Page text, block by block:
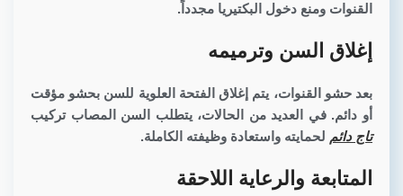
القنوات ومنع دخول البكتيريا مجدداً.
إغلاق السن وترميمه
بعد حشو القنوات، يتم إغلاق الفتحة العلوية للسن بحشو مؤقت
أو دائم. في العديد من الحالات، يتطلب السن المصاب تركيب
تاج دائم لحمايته واستعادة وظيفته الكاملة.
المتابعة والرعاية اللاحقة